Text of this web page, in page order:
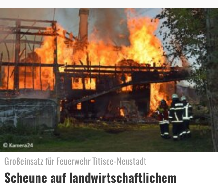
Großeinsatz für Feuerwehr Titisee-Neustadt
Scheune auf landwirtschaftlichem